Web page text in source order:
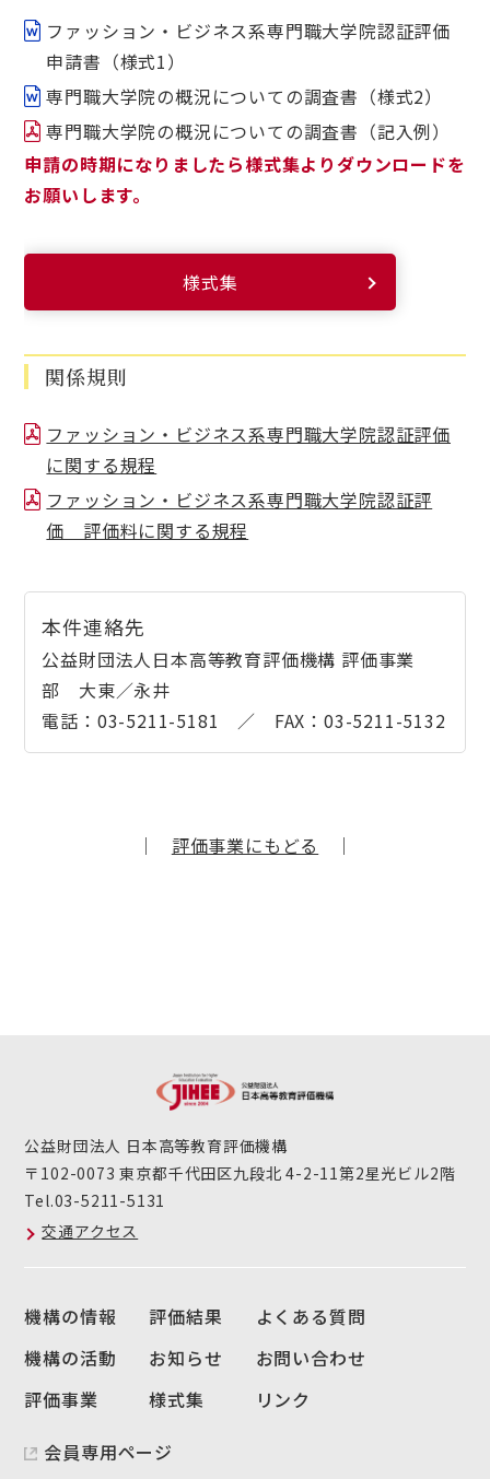
ファッション・ビジネス系専門職大学院認証評価
申請書（様式1）
専門職大学院の概況についての調査書（様式2）
専門職大学院の概況についての調査書（記入例）
申請の時期になりましたら様式集よりダウンロードを
お願いします。
様式集
関係規則
ファッション・ビジネス系専門職大学院認証評価
に関する規程
ファッション・ビジネス系専門職大学院認証評
価 評価料に関する規程
本件連絡先
公益財団法人日本高等教育評価機構 評価事業
部 大東／永井
電話：03-5211-5181 ／ FAX：03-5211-5132
｜ 評価事業にもどる ｜
公益財団法人 日本高等教育評価機構
〒102-0073 東京都千代田区九段北 4-2-11第2星光ビル2階
Tel.03-5211-5131
交通アクセス
機構の情報
機構の活動
評価事業
評価結果
お知らせ
様式集
よくある質問
お問い合わせ
リンク
会員専用ページ